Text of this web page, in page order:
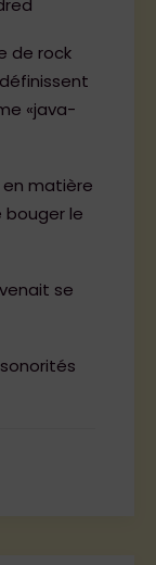
de rock
«java-
en matière
bouger le
se